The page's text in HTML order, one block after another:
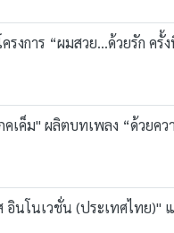
รงการ “ผมสวย...ด้วยรัก ค
คเค็ม" ผลิตบทเพลง “ด้วยค
นโนเวชั่น (ประเทศไทย)"